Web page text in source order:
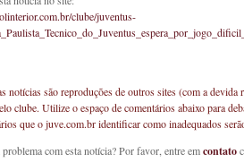
clube/juventus-
notícias são reproduções de outros sites (com a
clube. Utilize o espaço de comentários abaixo para
que o juve.com.br identificar como inadequados
com esta notícia? Por favor, entre emcontato